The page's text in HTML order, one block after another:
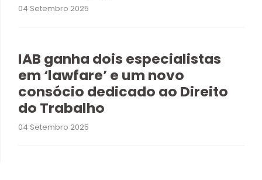
04 Setembro 2025
IAB ganha dois especialistas
em ‘lawfare’ e um novo
consócio dedicado ao Direito
do Trabalho
04 Setembro 2025